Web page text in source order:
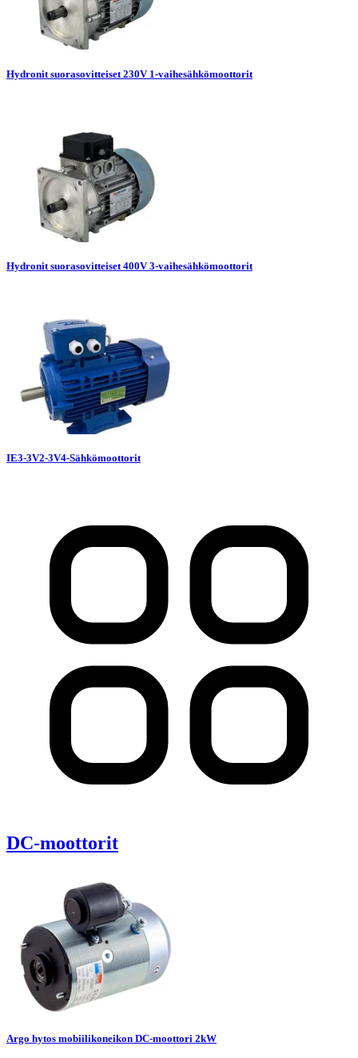
Hydronit suorasovitteiset 230V 1-vaihesähkömoottorit
Hydronit suorasovitteiset 400V 3-vaihesähkömoottorit
IE3-3V2-3V4-Sähkömoottorit
DC-moottorit
Argo hytos mobiilikoneikon DC-moottori 2kW